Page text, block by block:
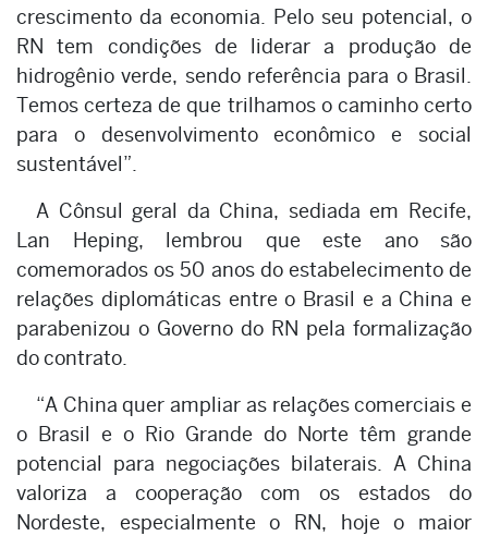
crescimento da economia. Pelo seu potencial, o
RN tem condições de liderar a produção de
hidrogênio verde, sendo referência para o Brasil.
Temos certeza de que trilhamos o caminho certo
para o desenvolvimento econômico e social
sustentável”.
A Cônsul geral da China, sediada em Recife,
Lan Heping, lembrou que este ano são
comemorados os 50 anos do estabelecimento de
relações diplomáticas entre o Brasil e a China e
parabenizou o Governo do RN pela formalização
do contrato.
“A China quer ampliar as relações comerciais e
o Brasil e o Rio Grande do Norte têm grande
potencial para negociações bilaterais. A China
valoriza a cooperação com os estados do
Nordeste, especialmente o RN, hoje o maior